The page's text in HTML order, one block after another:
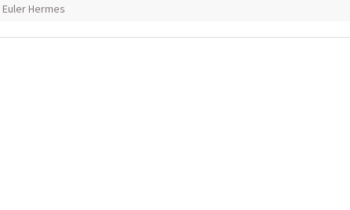
Euler Hermes